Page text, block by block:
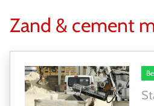
Zand & cement